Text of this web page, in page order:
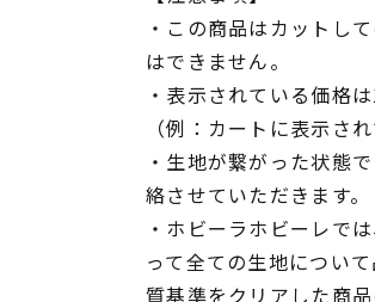
・この商品はカットし
はできません。
・表示されている価格
（例：カートに表示さ
・生地が繋がった状態
絡させていただきます。
・ホビーラホビーレで
って全ての生地につい
質基準をクリアした商